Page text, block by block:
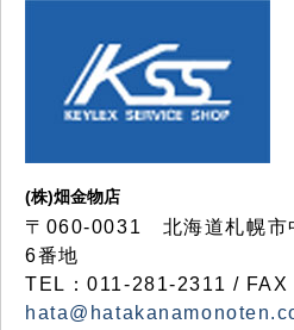
(株)畑金物店
〒060-0031 北海道札幌市
6番地
TEL：011-281-2311 /